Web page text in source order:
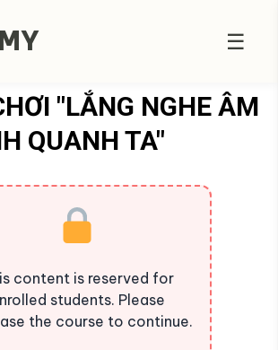
☰
"LẮNG NGHE ÂM
QUANH TA"
content is reserved for
students. Please
the course to continue.